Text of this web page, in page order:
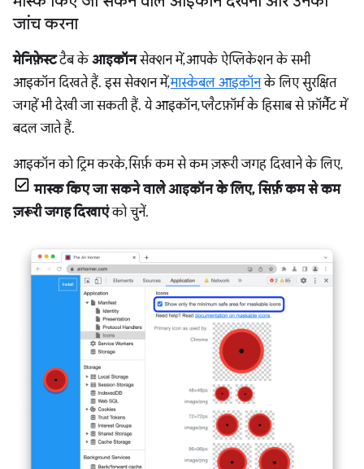
जांच करना
मेनिफ़ेस्टटैब केआइकॉनसेक्शन में, आपके ऐप्लिकेशन के सभी
आइकॉन दिखते हैं. इस सेक्शन में,मास्केबल आइकॉनके लिए सुरक्षित
जगहें भी देखी जा सकती हैं. ये आइकॉन, प्लैटफ़ॉर्म के हिसाब से फ़ॉर्मैट में
बदल जाते हैं.
आइकॉन को ट्रिम करके, सिर्फ़ कम से कम ज़रूरी जगह दिखाने के लिए,
मास्क किए जा सकने वाले आइकॉन के लिए, सिर्फ़ कम से कम
ज़रूरी जगह दिखाएंको चुनें.